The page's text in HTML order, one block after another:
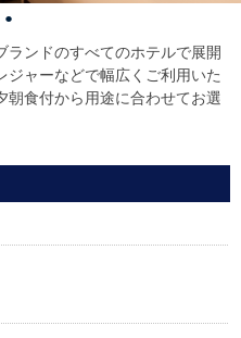
ランドのすべてのホテルで展開
ジャーなどで幅広くご利用いた
朝食付から用途に合わせてお選